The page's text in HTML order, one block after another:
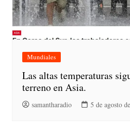
Mundiales
Las altas temperaturas
terreno en Asia.
samantharadio 5 de agosto